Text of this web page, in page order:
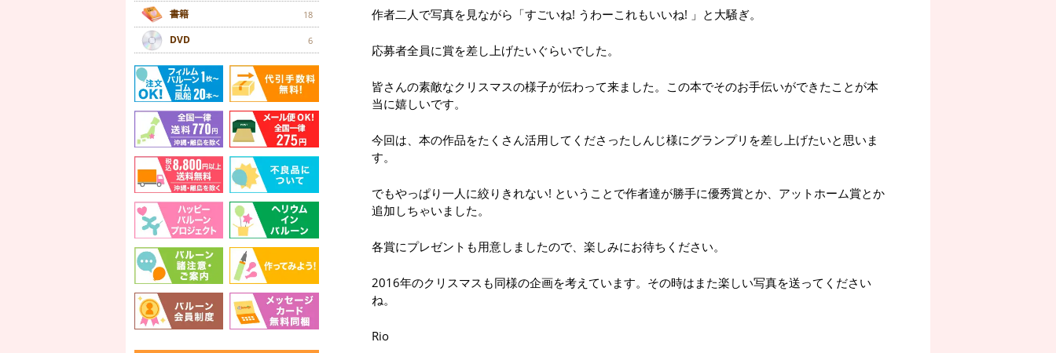
書籍 18
DVD 6
作者二人で写真を見ながら「すごいね! うわーこれもいいね! 」と大騒ぎ。
応募者全員に賞を差し上げたいぐらいでした。
皆さんの素敵なクリスマスの様子が伝わって来ました。この本でそのお手伝いができたことが本
当に嬉しいです。
今回は、本の作品をたくさん活用してくださったしんじ様にグランプリを差し上げたいと思いま
す。
でもやっぱり一人に絞りきれない! ということで作者達が勝手に優秀賞とか、アットホーム賞とか
追加しちゃいました。
各賞にプレゼントも用意しましたので、楽しみにお待ちください。
2016年のクリスマスも同様の企画を考えています。その時はまた楽しい写真を送ってください
ね。
Rio